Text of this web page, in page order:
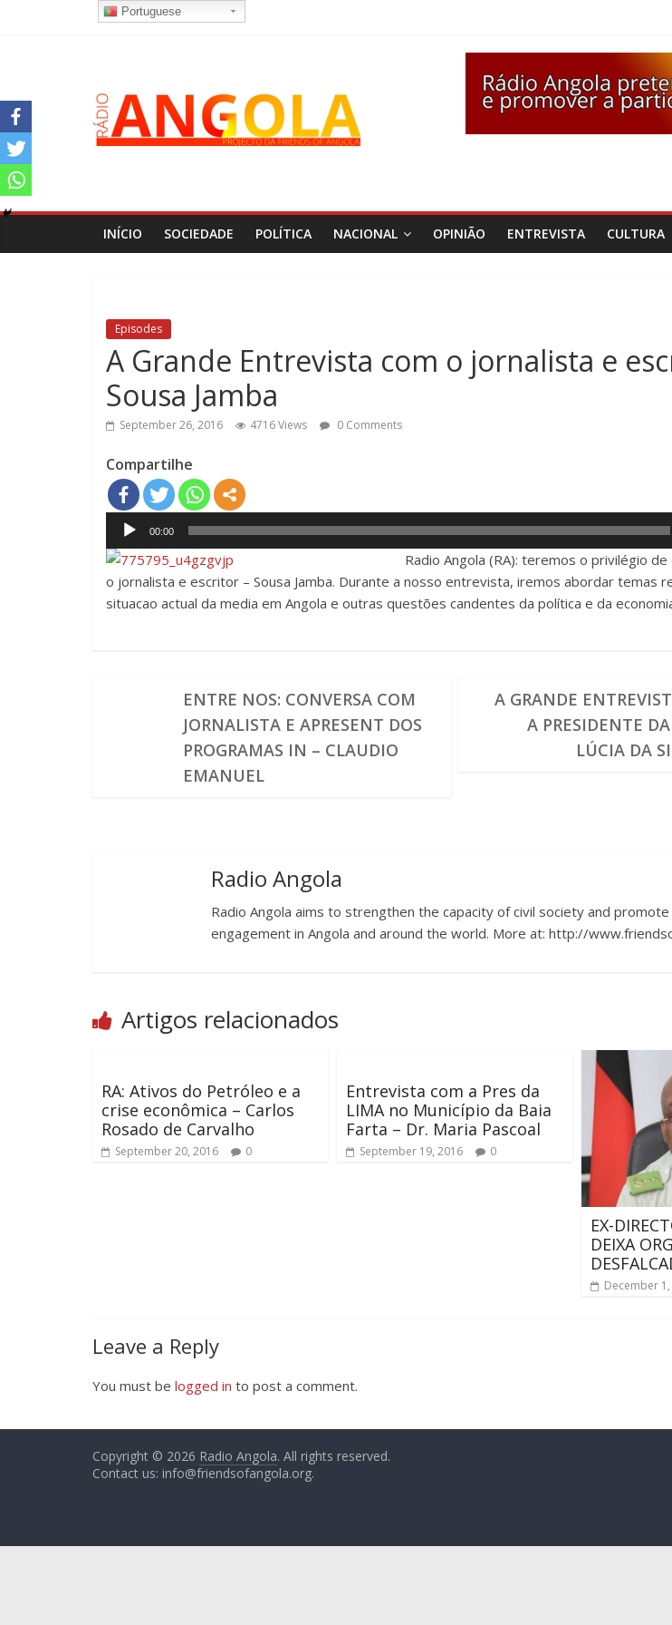
INÍCIO SOCIEDADE POLÍTICA NACIONAL OPINIÃO ENTREVISTA CULTURA
Episodes
A Grande Entrevista com o jornalista e
Sousa Jamba
September 26, 2016 4716 Views 0 Comments
Compartilhe
Audio
Player
00:00
Radio Angola (RA): teremos o privilégio
o jornalista e escritor – Sousa Jamba. Durante a nosso entrevista, iremos abordar temas
situacao actual da media em Angola e outras questões candentes da política e da
ENTRE NOS: CONVERSA COM
JORNALISTA E APRESENT DOS
PROGRAMAS IN – CLAUDIO
EMANUEL
A GRANDE
A PRESIDENTE
LÚCIA DA
Radio Angola
Radio Angola aims to strengthen the capacity of civil society and
engagement in Angola and around the world. More at: http://
Artigos relacionados
RA: Ativos do Petróleo e a
crise econômica – Carlos
Rosado de Carvalho
September 20, 2016 0
Entrevista com a Pres da
LIMA no Município da Baia
Farta – Dr. Maria Pascoal
September 19, 2016 0
EX-
DEIXA
December
Leave a Reply
You must be logged in to post a comment.
Copyright © 2026 Radio Angola. All rights reserved.
Contact us: info@friendsofangola.org.
Portuguese